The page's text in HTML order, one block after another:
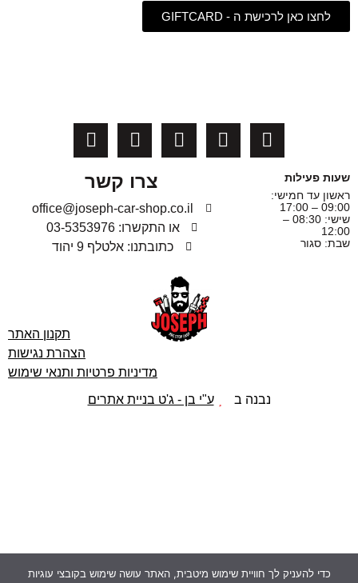
לחצו כאן לרכישת ה - GIFTCARD
שעות פעילות
ראשון עד חמישי:
09:00 – 17:00
שישי: 08:30 –
12:00
שבת: סגור
צרו קשר
office@joseph-car-shop.co.il
או התקשרו: 03-5353976
כתובתנו: אלטלף 9 יהוד
תקנון האתר
הצהרת נגישות
מדיניות פרטיות ותנאי שימוש
נבנה ב
ע"י בן - ג'ט בניית אתרים
כדי להעניק לך חוויית שימוש מיטבית, האתר עושה שימוש בקובצי עוגיות